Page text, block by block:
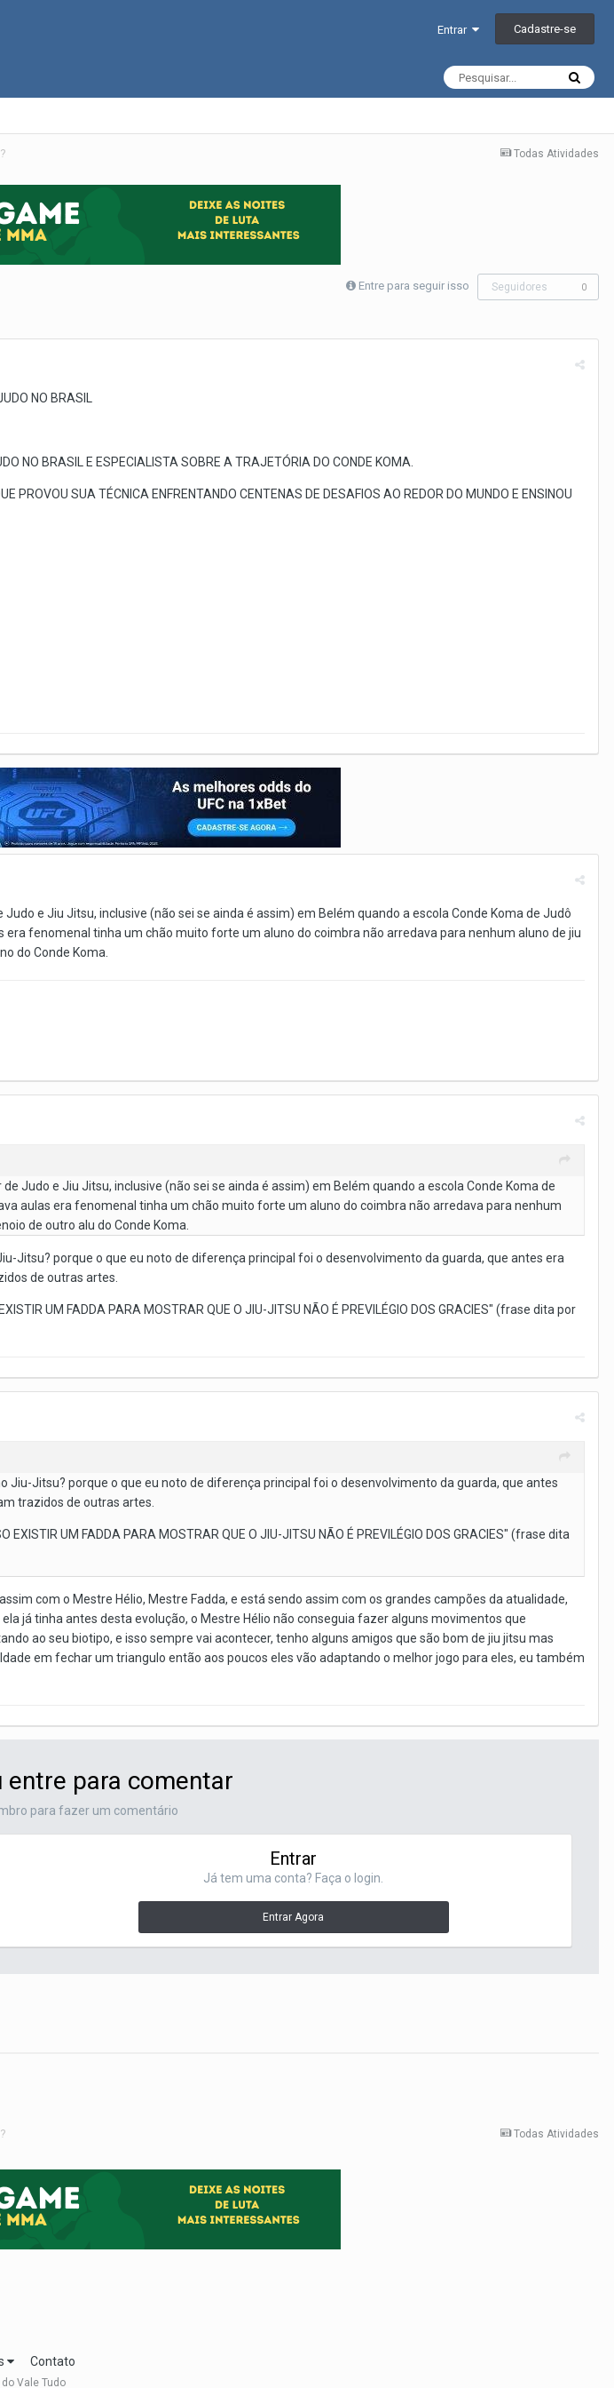
Entrar Cadastre-se
Todas Atividades
Entre para seguir isso Seguidores 0
NO BRASIL
NO BRASIL E ESPECIALISTA SOBRE A TRAJETÓRIA DO CONDE KOMA.
PROVOU SUA TÉCNICA ENFRENTANDO CENTENAS DE DESAFIOS AO REDOR DO MUNDO E ENSINOU
e Jiu Jitsu, inclusive (não sei se ainda é assim) em Belém quando a escola Conde Koma de Judô
fenomenal tinha um chão muito forte um aluno do coimbra não arredava para nenhum aluno de jiu
do Conde Koma.
Judo e Jiu Jitsu, inclusive (não sei se ainda é assim) em Belém quando a escola Conde Koma de
aulas era fenomenal tinha um chão muito forte um aluno do coimbra não arredava para nenhum
de outro alu do Conde Koma.
Jitsu? porque o que eu noto de diferença principal foi o desenvolvimento da guarda, que antes era
de outras artes.
UM FADDA PARA MOSTRAR QUE O JIU-JITSU NÃO É PREVILÉGIO DOS GRACIES" (frase dita por
Jiu-Jitsu? porque o que eu noto de diferença principal foi o desenvolvimento da guarda, que antes
trazidos de outras artes.
UM FADDA PARA MOSTRAR QUE O JIU-JITSU NÃO É PREVILÉGIO DOS GRACIES" (frase dita
com o Mestre Hélio, Mestre Fadda, e está sendo assim com os grandes campões da atualidade,
já tinha antes desta evolução, o Mestre Hélio não conseguia fazer alguns movimentos que
ao seu biotipo, e isso sempre vai acontecer, tenho alguns amigos que são bom de jiu jitsu mas
em fechar um triangulo então aos poucos eles vão adaptando o melhor jogo para eles, eu também
entre para comentar
para fazer um comentário
Entrar
Já tem uma conta? Faça o login.
Entrar Agora
Todas Atividades
Contato
do Vale Tudo